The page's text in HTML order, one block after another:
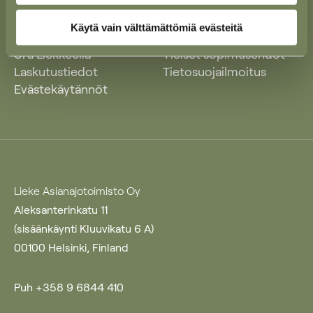
Käytä vain välttämättömiä evästeitä
Ajankohtaista
Ura Liekkeellä
Laskutustiedot
Evästekäytännöt
Yleiset käyttöehdot
Yleiset sopimusehdot
Tietosuojailmoitus
Lieke Asianajotoimisto Oy
Aleksanterinkatu 11
(sisäänkäynti Kluuvikatu 6 A)
00100 Helsinki, Finland
Puh +358 9 6844 410